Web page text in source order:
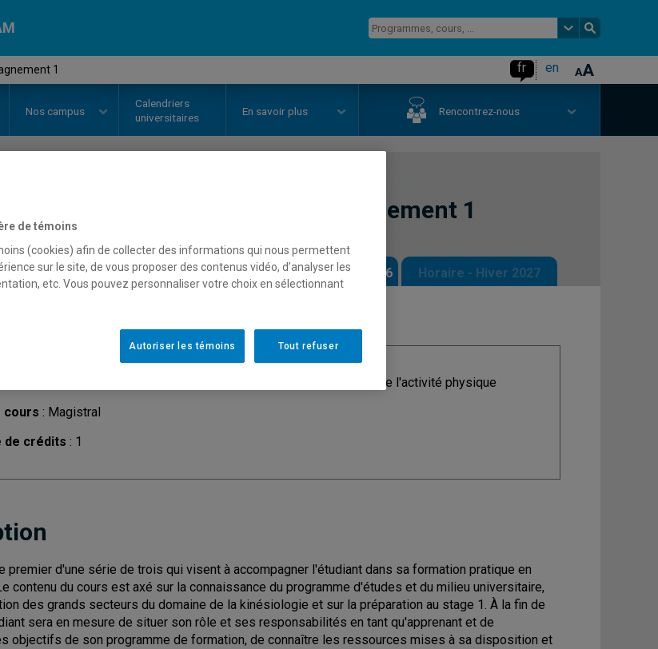
1 fr en
Nos campus
Calendriers
universitaires
En savoir plus Rencontrez-nous
Activités d'accompagnement 1
Horaire - Été 2026 Horaire - Automne 2026 Horaire - Hiver 2027
cours : Magistral
de crédits : 1
: Sciences de l'activité physique
premier d'une série de trois qui visent à accompagner l'étudiant dans sa formation pratique en
contenu du cours est axé sur la connaissance du programme d'études et du milieu universitaire,
des grands secteurs du domaine de la kinésiologie et sur la préparation au stage 1. À la fin de
sera en mesure de situer son rôle et ses responsabilités en tant qu'apprenant et de
objectifs de son programme de formation, de connaître les ressources mises à sa disposition et
de témoins
(cookies) afin de collecter des informations qui nous permettent
sur le site, de vous proposer des contenus vidéo, d’analyser les
etc. Vous pouvez personnaliser votre choix en sélectionnant
Tout refuser
Autoriser les témoins